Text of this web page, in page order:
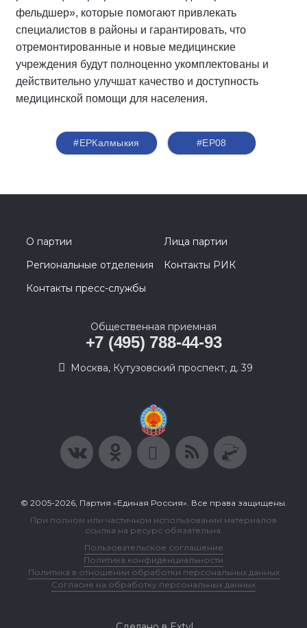
фельдшер», которые помогают привлекать
специалистов в районы и гарантировать, что
отремонтированные и новые медицинские
учреждения будут полноценно укомплектованы и
действительно улучшат качество и доступность
медицинской помощи для населения.
#ЕРКалмыкия #ЕР08
О партии
Лица партии
Региональные отделения
Контакты РИК
Контакты пресс-службы
Общественная приемная
+7 (495) 788-44-93
Москва, Кутузовский проспект, д. 39
© 2005-2026, Партия «Единая Россия». Все права защищены.
При полном или частичном использовании материалов
ссылка на ресурс обязательна.
Пользовательское соглашение
Политика конфиденциальности
Политика в отношении обработки персональных данных
Согласие на обработку персональных данных